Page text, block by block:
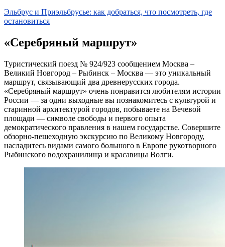
Эльбрус и Приэльбрусье: как добраться, что посмотреть, где
остановиться
«Серебряный маршрут»
Туристический поезд № 924/923 сообщением Москва –
Великий Новгород – Рыбинск – Москва — это уникальный
маршрут, связывающий два древнерусских города.
«Серебряный маршрут» очень понравится любителям истории
России — за одни выходные вы познакомитесь с культурой и
старинной архитектурой городов, побываете на Вечевой
площади — символе свободы и первого опыта
демократического правления в нашем государстве. Совершите
обзорно-пешеходную экскурсию по Великому Новгороду,
насладитесь видами самого большого в Европе рукотворного
Рыбинского водохранилища и красавицы Волги.